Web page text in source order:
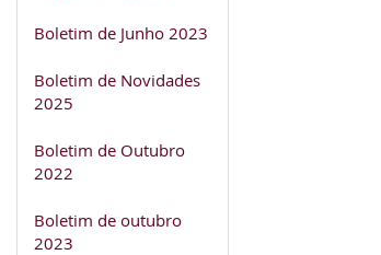
Boletim de Junho 2023
Boletim de Novidades
2025
Boletim de Outubro
2022
Boletim de outubro
2023